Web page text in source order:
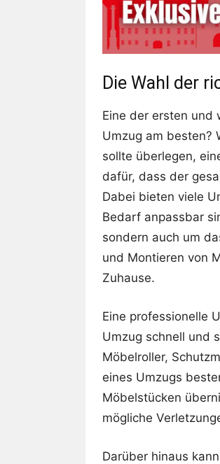
Die Wahl der
Eine der ersten und
Umzug am besten?
sollte überlegen,
dafür, dass der
Dabei bieten viele
Bedarf anpassbar
sondern auch um
und Montieren von
Zuhause.
Eine professionelle
Umzug schnell und
Möbelroller,
eines Umzugs
Möbelstücken
mögliche
Darüber hinaus